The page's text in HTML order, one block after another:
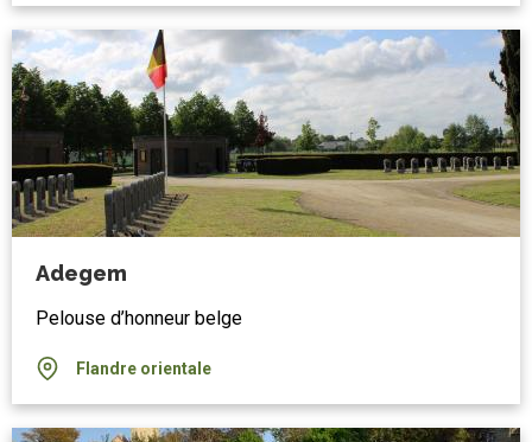
Adegem
Pelouse d’honneur belge
Flandre orientale